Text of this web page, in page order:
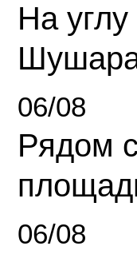
На
06/08
Рядом
06/08